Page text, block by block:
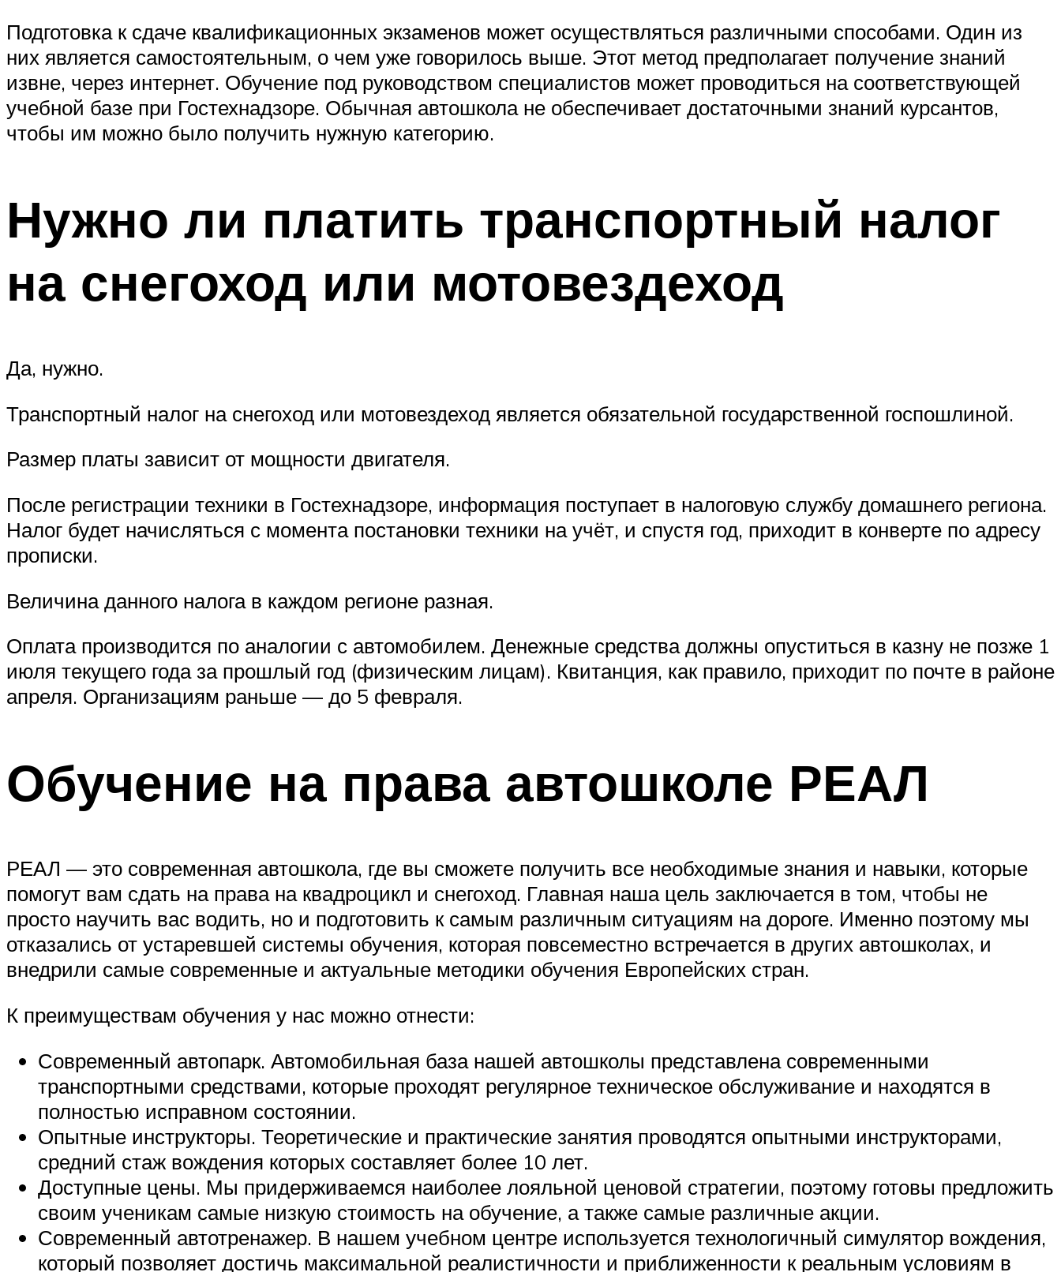
Подготовка к сдаче квалификационных экзаменов может осуществляться различными способами. Один из
них является самостоятельным, о чем уже говорилось выше. Этот метод предполагает получение знаний
извне, через интернет. Обучение под руководством специалистов может проводиться на соответствующей
учебной базе при Гостехнадзоре. Обычная автошкола не обеспечивает достаточными знаний курсантов,
чтобы им можно было получить нужную категорию.
Нужно ли платить транспортный налог
на снегоход или мотовездеход
Да, нужно.
Транспортный налог на снегоход или мотовездеход является обязательной государственной госпошлиной.
Размер платы зависит от мощности двигателя.
После регистрации техники в Гостехнадзоре, информация поступает в налоговую службу домашнего региона.
Налог будет начисляться с момента постановки техники на учёт, и спустя год, приходит в конверте по адресу
прописки.
Величина данного налога в каждом регионе разная.
Оплата производится по аналогии с автомобилем. Денежные средства должны опуститься в казну не позже 1
июля текущего года за прошлый год (физическим лицам). Квитанция, как правило, приходит по почте в районе
апреля. Организациям раньше — до 5 февраля.
Обучение на права автошколе РЕАЛ
РЕАЛ — это современная автошкола, где вы сможете получить все необходимые знания и навыки, которые
помогут вам сдать на права на квадроцикл и снегоход. Главная наша цель заключается в том, чтобы не
просто научить вас водить, но и подготовить к самым различным ситуациям на дороге. Именно поэтому мы
отказались от устаревшей системы обучения, которая повсеместно встречается в других автошколах, и
внедрили самые современные и актуальные методики обучения Европейских стран.
К преимуществам обучения у нас можно отнести:
Современный автопарк. Автомобильная база нашей автошколы представлена современными
транспортными средствами, которые проходят регулярное техническое обслуживание и находятся в
полностью исправном состоянии.
Опытные инструкторы. Теоретические и практические занятия проводятся опытными инструкторами,
средний стаж вождения которых составляет более 10 лет.
Доступные цены. Мы придерживаемся наиболее лояльной ценовой стратегии, поэтому готовы предложить
своим ученикам самые низкую стоимость на обучение, а также самые различные акции.
Современный автотренажер. В нашем учебном центре используется технологичный симулятор вождения,
который позволяет достичь максимальной реалистичности и приближенности к реальным условиям в